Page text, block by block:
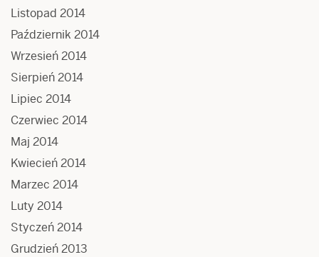
Listopad 2014
Październik 2014
Wrzesień 2014
Sierpień 2014
Lipiec 2014
Czerwiec 2014
Maj 2014
Kwiecień 2014
Marzec 2014
Luty 2014
Styczeń 2014
Grudzień 2013